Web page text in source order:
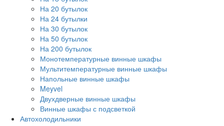
На 20 бутылок
На 24 бутылки
На 30 бутылок
На 50 бутылок
На 200 бутылок
Монотемпературные винные шкафы
Мультитемпературные винные шкафы
Напольные винные шкафы
Meyvel
Двухдверные винные шкафы
Винные шкафы с подсветкой
Автохолодильники